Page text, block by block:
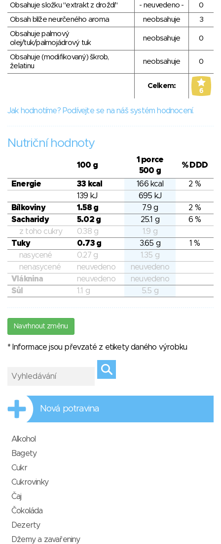
Obsahuje složku "extrakt z droždí"
- neuvedeno -
0
Obsah blíže neurčeného aroma
neobsahuje
3
Obsahuje palmový
olej/tuk/palmojádrový tuk
neobsahuje 0
Obsahuje (modifikovaný) škrob,
želatinu
neobsahuje 0
Celkem:
6
Jak hodnotíme? Podívejte se na náš systém hodnocení.
Nutriční hodnoty
100 g
1 porce
500 g
% DDD
Energie 33 kcal 166 kcal
2 %
139 kJ
695 kJ
Bílkoviny
1.58 g 7.9 g
2 %
Sacharidy
5.02 g 25.1 g
6 %
z toho cukry
0.38 g
1.9 g
Tuky
0.73 g 3.65 g
1 %
nasycené
0.27 g
1.35 g
nenasycené
neuvedeno
neuvedeno
Vláknina
neuvedeno
neuvedeno
Sůl
1.1 g 5.5 g
Navrhnout změnu
* Informace jsou převzaté z etikety daného výrobku
Nová potravina
Alkohol
Bagety
Cukr
Cukrovinky
Čaj
Čokoláda
Dezerty
Džemy a zavařeniny